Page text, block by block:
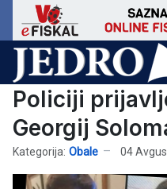
Policiji
Georgij
Kategorija: Obale 04